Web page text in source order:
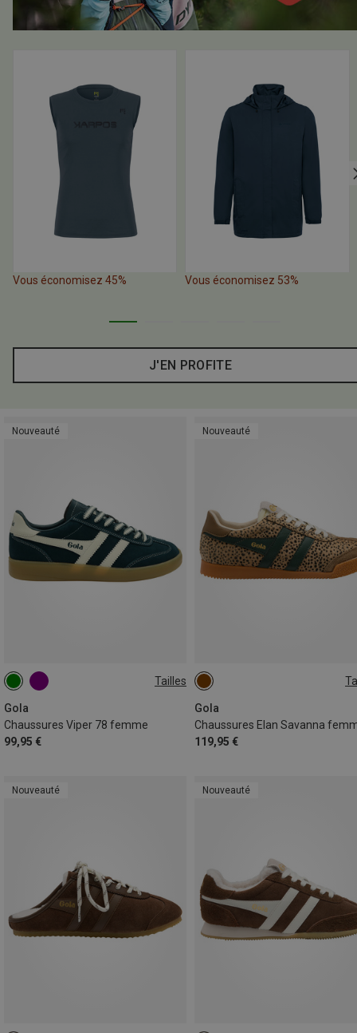
Vous économisez 45% Vous économisez 53%
J'EN PROFITE
Nouveauté
Tailles
Gola
Chaussures Viper 78 femme
99,95 €
Nouveauté
Gola
Chaussures Elan Savanna
119,95 €
Nouveauté Nouveauté